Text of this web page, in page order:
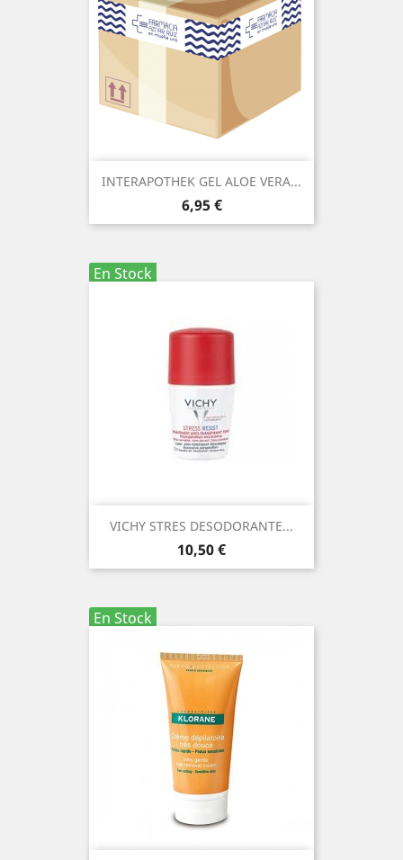
INTERAPOTHEK GEL ALOE VERA...
Precio
6,95 €
En Stock
VICHY STRES DESODORANTE...
Precio
10,50 €
En Stock